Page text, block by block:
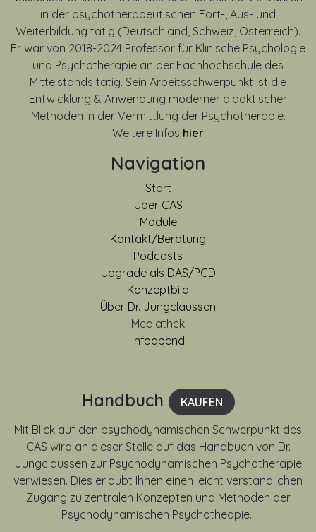
in der psychotherapeutischen Fort-, Aus- und
Weiterbildung tätig (Deutschland, Schweiz, Österreich).
Er war von 2018-2024 Professor für Klinische Psychologie
und Psychotherapie an der Fachhochschule des
Mittelstands tätig. Sein Arbeitsschwerpunkt ist die
Entwicklung & Anwendung moderner didaktischer
Methoden in der Vermittlung der Psychotherapie.
Weitere Infos hier
Navigation
Start
Über CAS
Module
Kontakt/Beratung
Podcasts
Upgrade als DAS/PGD
Konzeptbild
Über Dr. Jungclaussen
Mediathek
Infoabend
Handbuch
KAUFEN
Mit Blick auf den psychodynamischen Schwerpunkt des
CAS wird an dieser Stelle auf das Handbuch von Dr.
Jungclaussen zur Psychodynamischen Psychotherapie
verwiesen. Dies erlaubt Ihnen einen leicht verständlichen
Zugang zu zentralen Konzepten und Methoden der
Psychodynamischen Psychotheapie.